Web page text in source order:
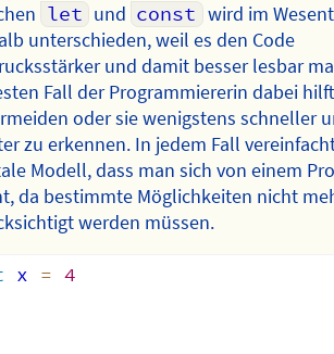
let und const wird im
unterschieden, weil es den Code
und damit besser lesbar
Fall der Programmiererin dabei
oder sie wenigstens schneller
zu erkennen. In jedem Fall
Modell, dass man sich von einem
da bestimmte Möglichkeiten nicht
werden müssen.
x = 4